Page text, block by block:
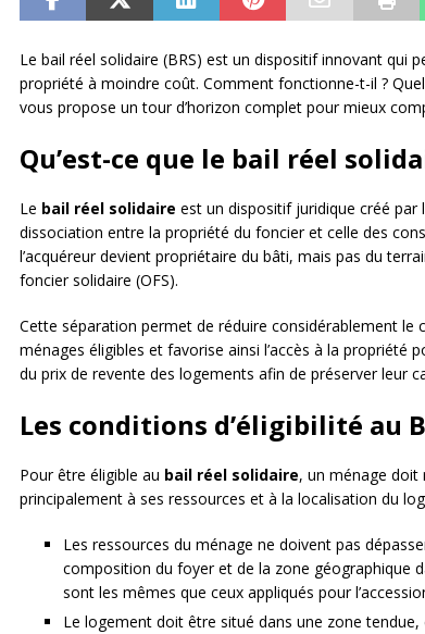
Le bail réel solidaire (BRS) est un dispositif innovant qui
propriété à moindre coût. Comment fonctionne-t-il ?
vous propose un tour d’horizon complet pour mieux
Qu’est-ce que le bail réel
Le bail réel solidaire est un dispositif juridique créé par
dissociation entre la propriété du foncier et celle des
l’acquéreur devient propriétaire du bâti, mais pas du
foncier solidaire (OFS).
Cette séparation permet de réduire considérablement le
ménages éligibles et favorise ainsi l’accès à la propriété
du prix de revente des logements afin de préserver leur
Les conditions d’éligibilité au
Pour être éligible au bail réel solidaire, un ménage doit
principalement à ses ressources et à la localisation du
Les ressources du ménage ne doivent pas
composition du foyer et de la zone géographique
sont les mêmes que ceux appliqués pour
Le logement doit être situé dans une zone